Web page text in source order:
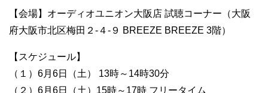
【会場】オーディオユニオン大阪店 試聴コーナー（大阪
府大阪市北区梅田２-４-９ BREEZE BREEZE 3階）
【スケジュール】
（１）6月6日（土） 13時～14時30分
（２）6月6日（土）15時～17時 フリータイム